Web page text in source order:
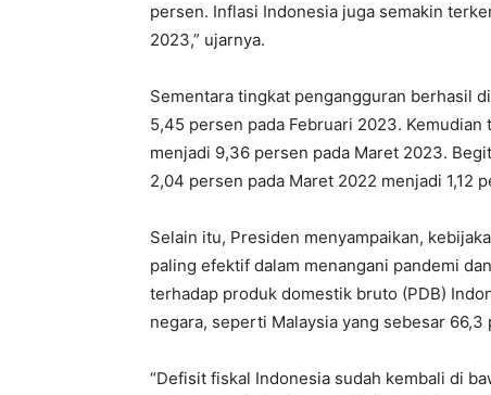
persen. Inflasi Indonesia juga semakin
2023,” ujarnya.
Sementara tingkat pengangguran berhasil
5,45 persen pada Februari 2023.
menjadi 9,36 persen pada Maret 2023.
2,04 persen pada Maret 2022 menjadi 1,12
Selain itu, Presiden menyampaikan,
paling efektif dalam menangani pandemi
terhadap produk domestik bruto (PDB)
negara, seperti Malaysia yang sebesar
“Defisit fiskal Indonesia sudah kembali di